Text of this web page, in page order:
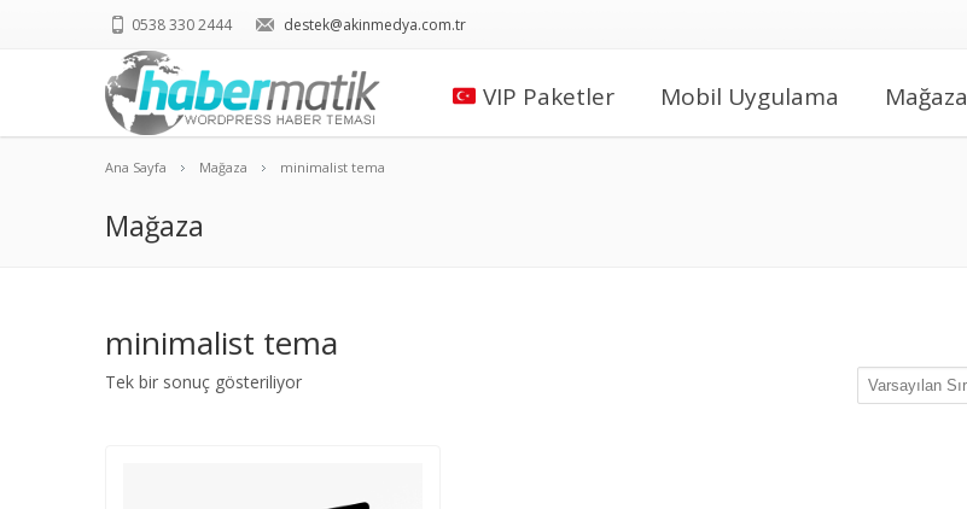
destek@akinmedya.com.tr
0538 330 2444
VIP Paketler Mobil Uygulama Mağaza
Ana Sayfa Mağaza minimalist tema
Mağaza
minimalist tema
Tek bir sonuç gösteriliyor